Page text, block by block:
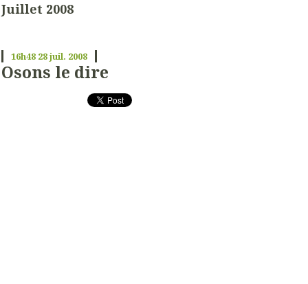
Juillet 2008
16h48 28juil. 2008
Osons le dire